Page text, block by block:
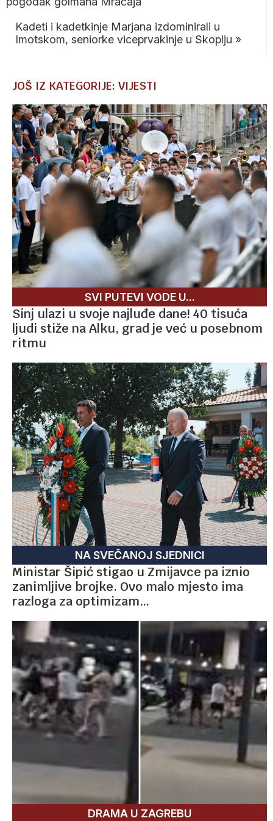
Kadeti i kadetkinje Marjana izdominirali u
Imotskom, seniorke viceprvakinje u Skoplju »
JOŠ IZ KATEGORIJE: VIJESTI
SVI PUTEVI VODE U...
Sinj ulazi u svoje najluđe dane! 40 tisuća
ljudi stiže na Alku, grad je već u posebnom
ritmu
NA SVEČANOJ SJEDNICI
Ministar Šipić stigao u Zmijavce pa iznio
zanimljive brojke. Ovo malo mjesto ima
razloga za optimizam…
DRAMA U ZAGREBU